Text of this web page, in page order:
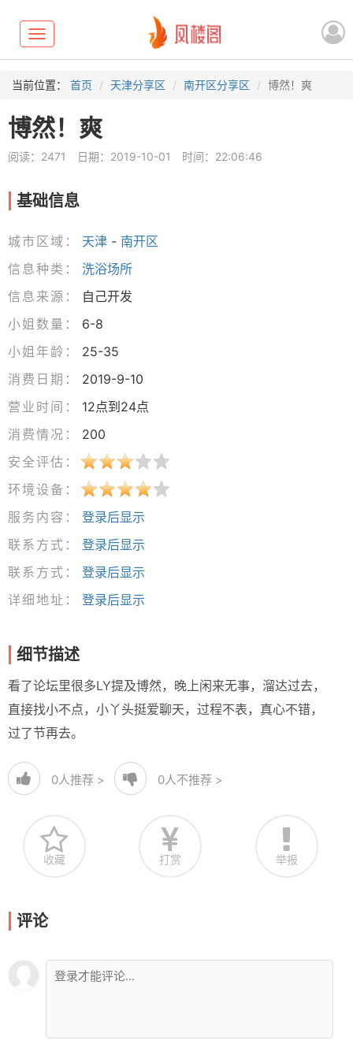
Toggle
navigation
当前位置： 首页 天津分享区 南开区分享区 博然！爽
博然！爽
阅读：2471 日期：2019-10-01 时间：22:06:46
基础信息
城市区域： 天津 - 南开区
信息种类：
洗浴场所
信息来源：
自己开发
小姐数量：
6-8
小姐年龄：
25-35
消费日期：
2019-9-10
营业时间：
12点到24点
消费情况：
200
安全评估：
环境设备：
服务内容：
登录后显示
联系方式：
登录后显示
联系方式：
登录后显示
详细地址：
登录后显示
细节描述
看了论坛里很多LY提及博然，晚上闲来无事，溜达过去，
直接找小不点，小丫头挺爱聊天，过程不表，真心不错，
过了节再去。
0人推荐 > 0人不推荐 >
收藏 打赏 举报
评论